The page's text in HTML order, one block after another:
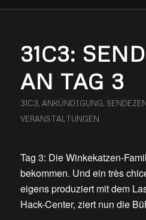
31C3:
AN TAG 3
31C3, ANKÜNDIGUNG,
VERANSTALTUNGEN
Tag 3: Die Winkekatzen-
bekommen. Und ein très
eigens produziert mit dem
Hack-Center, ziert nun die